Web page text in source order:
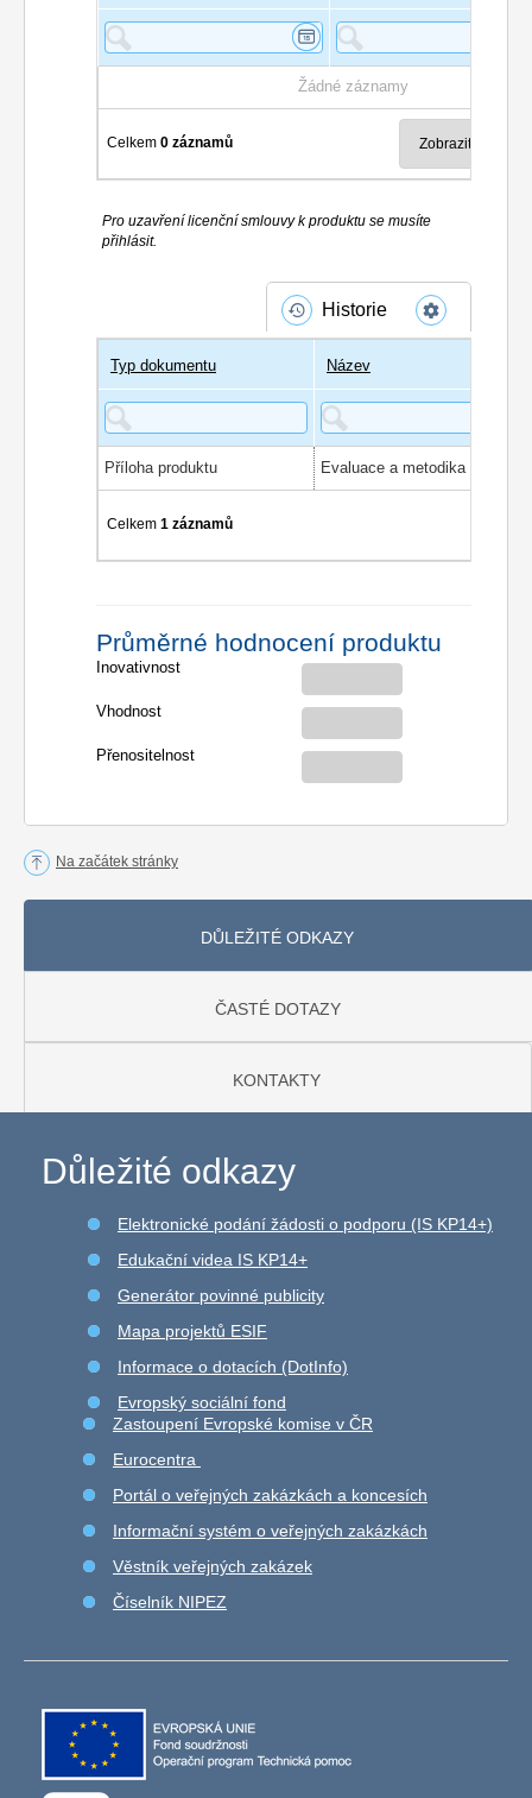
Žádné záznamy
Celkem0 záznamů
Pro uzavření licenční smlouvy k produktu se musíte
přihlásit.
Historie
Typ dokumentu Název
Příloha produktu
Celkem1 záznamů
Průměrné hodnocení produktu
Inovativnost
Vhodnost
Přenositelnost
Na začátek stránky
DŮLEŽITÉ ODKAZY
ČASTÉ DOTAZY
KONTAKTY
Důležité odkazy
Elektronické podání žádosti o podporu (IS KP14+)
Edukační videa IS KP14+
Generátor povinné publicity
Mapa projektů ESIF
Informace o dotacích (DotInfo)
Evropský sociální fond
Zastoupení Evropské komise v ČR
Eurocentra
Portál o veřejných zakázkách a koncesích
Informační systém o veřejných zakázkách
Věstník veřejných zakázek
Číselník NIPEZ